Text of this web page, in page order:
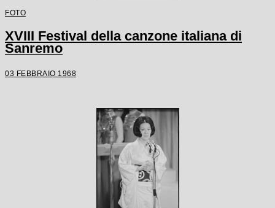
FOTO
XVIII Festival della canzone italiana di
Sanremo
03 FEBBRAIO 1968